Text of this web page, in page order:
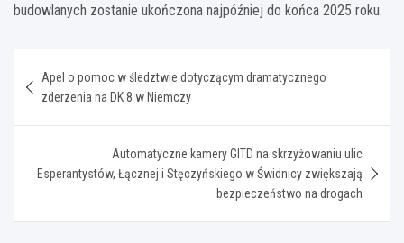
budowlanych zostanie ukończona najpóźniej do końca 2025 roku.
wpisu
Apel o pomoc w śledztwie dotyczącym dramatycznego
zderzenia na DK 8 w Niemczy
Automatyczne kamery GITD na skrzyżowaniu ulic
Esperantystów, Łącznej i Stęczyńskiego w Świdnicy zwiększają
bezpieczeństwo na drogach